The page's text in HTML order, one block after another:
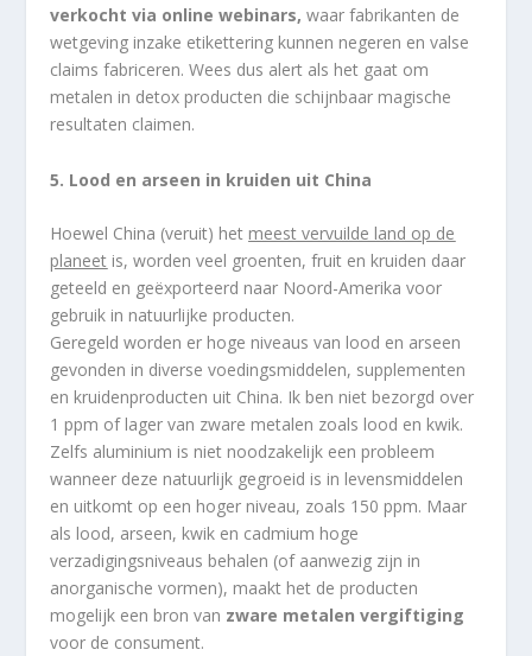
verkocht via online webinars, waar fabrikanten de
wetgeving inzake etikettering kunnen negeren en valse
claims fabriceren. Wees dus alert als het gaat om
metalen in detox producten die schijnbaar magische
resultaten claimen.
5. Lood en arseen in kruiden uit China
Hoewel China (veruit) het meest vervuilde land op de
planeet is, worden veel groenten, fruit en kruiden daar
geteeld en geëxporteerd naar Noord-Amerika voor
gebruik in natuurlijke producten.
Geregeld worden er hoge niveaus van lood en arseen
gevonden in diverse voedingsmiddelen, supplementen
en kruidenproducten uit China. Ik ben niet bezorgd over
1 ppm of lager van zware metalen zoals lood en kwik.
Zelfs aluminium is niet noodzakelijk een probleem
wanneer deze natuurlijk gegroeid is in levensmiddelen
en uitkomt op een hoger niveau, zoals 150 ppm. Maar
als lood, arseen, kwik en cadmium hoge
verzadigingsniveaus behalen (of aanwezig zijn in
anorganische vormen), maakt het de producten
mogelijk een bron van zware metalen vergiftiging
voor de consument.